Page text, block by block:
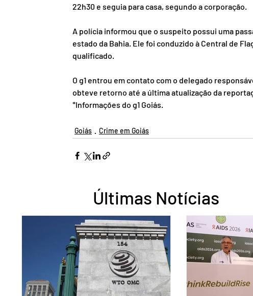
22h30 e seguia para casa, segundo a corporação.
A polícia informou que o suspeito possui uma
estado da Bahia. Ele foi conduzido à Central de
qualificado.
O g1 entrou em contato com o delegado
obteve retorno até a última atualização da
*Informações do g1 Goiás.
Goiás Crime em Goiás
Últimas Notícias